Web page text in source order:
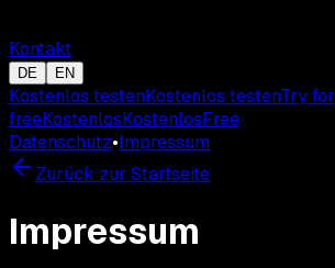
Kontakt
DE EN
Kostenlos testenKostenlos testenTry for
freeKostenlosKostenlosFree
Datenschutz•Impressum
Zurück zur Startseite
Impressum